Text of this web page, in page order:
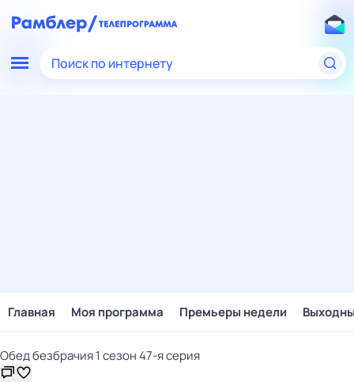
Поиск по интернету
Главная Моя программа Премьеры недели
Обед безбрачия 1 сезон 47-я серия